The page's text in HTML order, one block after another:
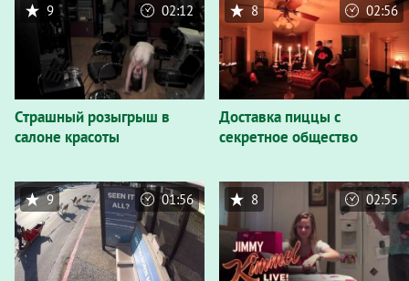
Страшный розыгрыш в
салоне красоты
9 02:12
Доставка пиццы с
секретное общество
8 02:56
9 01:56 8 02:55